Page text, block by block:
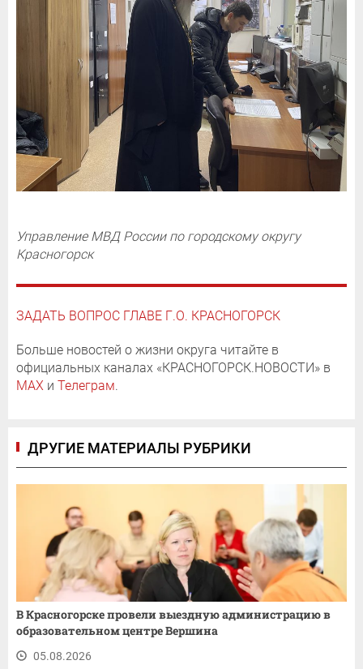
Управление МВД России по городскому округу
Красногорск
ЗАДАТЬ ВОПРОС ГЛАВЕ Г.О. КРАСНОГОРСК
Больше новостей о жизни округа читайте в
официальных каналах «КРАСНОГОРСК.НОВОСТИ» в
MAX и Телеграм.
ДРУГИЕ МАТЕРИАЛЫ РУБРИКИ
В Красногорске провели выездную администрацию в
образовательном центре Вершина
05.08.2026